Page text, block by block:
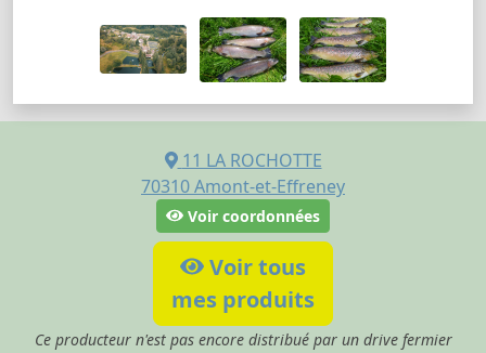
11 LA ROCHOTTE
70310Amont-et-Effreney
Voir coordonnées
Voir tous
mes produits
Ce producteur n'est pas encore distribué par un drive fermier